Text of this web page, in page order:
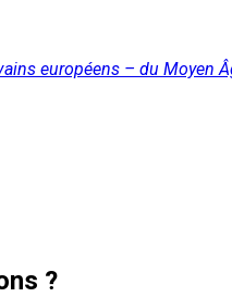
européens – du Moyen
?